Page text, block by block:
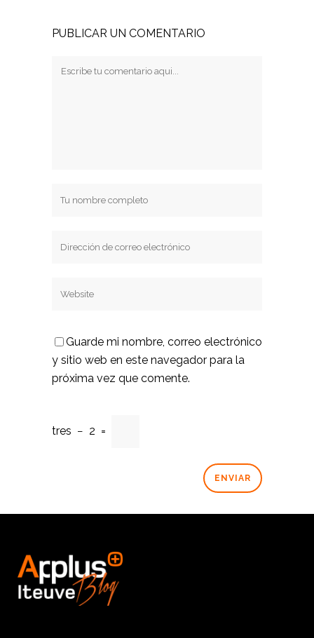
PUBLICAR UN COMENTARIO
Guarde mi nombre, correo electrónico
y sitio web en este navegador para la
próxima vez que comente.
tres − 2 =